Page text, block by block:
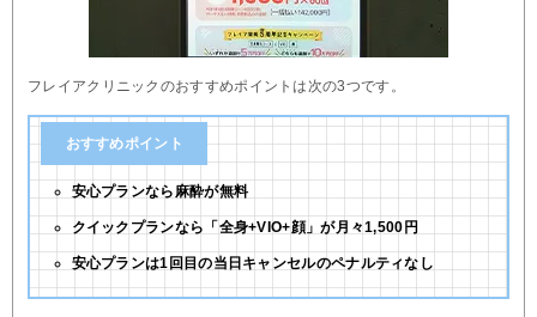
フレイアクリニックのおすすめポイントは次の3つです。
おすすめポイント
安心プランなら麻酔が無料
クイックプランなら「全身+VIO+顔」が月々1,500円
安心プランは1回目の当日キャンセルのペナルティなし